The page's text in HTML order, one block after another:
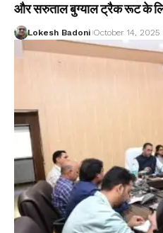
और सरुताल बुग्याल ट्रैक रूट के
Lokesh Badoni October 14, 2025